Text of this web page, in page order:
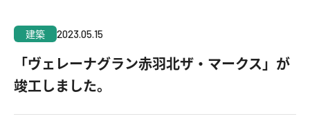
建築 2023.05.15
「ヴェレーナグラン赤羽北ザ・マークス」が
竣工しました。